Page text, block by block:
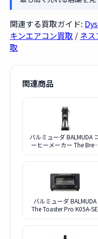
関連する買取ガイド:
キンエアコン買取 / ネ
取
関連商品
バルミューダ BALMUDA
ーヒーメーカー The
バルミューダ BALMUDA
The Toaster Pro K05A-SE